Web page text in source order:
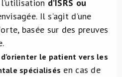
d’ISRS ou
Il s’agit d’une
basée sur des preuves
le patient vers les
spécialisés en cas de